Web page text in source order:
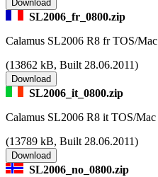
SL2006_fr_0800.zip
Calamus SL2006 R8 fr TOS/Mac
(13862 kB, Built 28.06.2011)
SL2006_it_0800.zip
Calamus SL2006 R8 it TOS/Mac
(13789 kB, Built 28.06.2011)
SL2006_no_0800.zip